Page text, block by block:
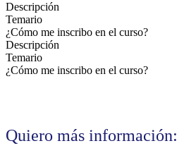
Descripción
Temario
¿Cómo me inscribo en el curso?
Descripción
Temario
¿Cómo me inscribo en el curso?
Quiero más información: